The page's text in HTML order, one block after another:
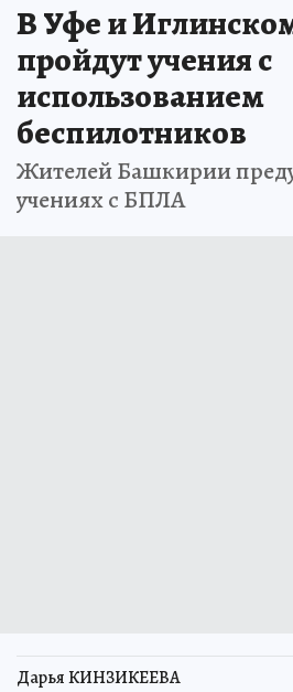
В Уфе и
пройдут учения с
использованием
беспилотников
Жителей Башкирии
учениях с БПЛА
Дарья КИНЗИКЕЕВА